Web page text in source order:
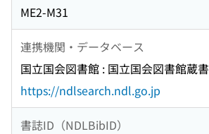
ME2-M31
連携機関・データベース
国立国会図書館 : 国立国会図書館蔵書
https://ndlsearch.ndl.go.jp
書誌ID（NDLBibID）